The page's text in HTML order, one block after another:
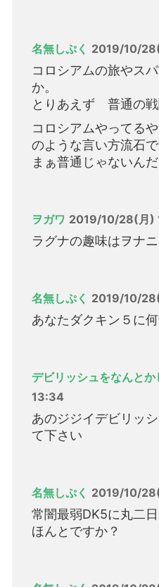
名無しぷく 2019/10/
コロシアムの旅やス
か。
とりあえず 普通の
コロシアムやってる
のような言い方流石
まぁ普通じゃないん
ヲガワ 2019/10/28(月)
ラグナの趣味はヲナ
名無しぷく 2019/10/
あなたダクキン５に
デビリッシュをなんと
13:34
あのジジイデビリッ
て下さい
名無しぷく 2019/10/
常闇最弱DK5に丸二
ほんとですか？